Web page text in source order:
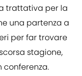
trattativa per la
una partenza a
per far trovare
stagione,